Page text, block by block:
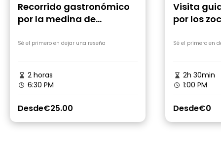
Recorrido gastronómico
por la medina de
degustaciones locales
Sé el primero en dejar una reseña
2 horas
6:30 PM
Desde€25.00
Visita
por los
Sé el primero en
2h 30min
1:00 PM
Desde€0